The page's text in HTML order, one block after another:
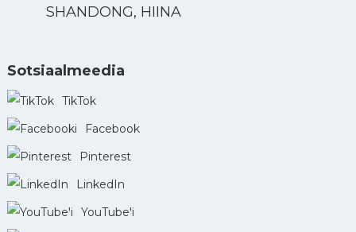
SHANDONG, HIINA
Sotsiaalmeedia
TikTok
Facebook
Pinterest
LinkedIn
YouTube'i